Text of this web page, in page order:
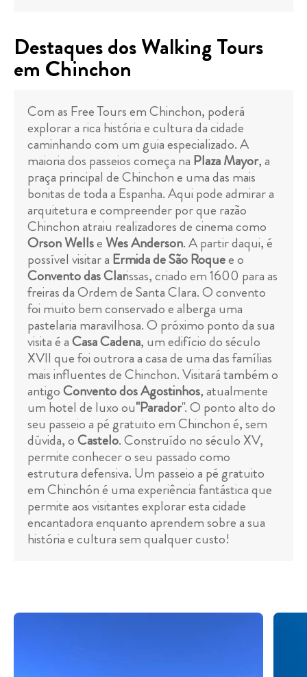
Destaques dos Walking Tours
em Chinchon
Com as Free Tours em Chinchon, poderá
explorar a rica história e cultura da cidade
caminhando com um guia especializado. A
maioria dos passeios começa na Plaza Mayor, a
praça principal de Chinchon e uma das mais
bonitas de toda a Espanha. Aqui pode admirar a
arquitetura e compreender por que razão
Chinchon atraiu realizadores de cinema como
Orson Wellse Wes Anderson. A partir daqui, é
possível visitar a Ermida de São Roquee o
Convento das Clarissas, criado em 1600 para as
freiras da Ordem de Santa Clara. O convento
foi muito bem conservado e alberga uma
pastelaria maravilhosa. O próximo ponto da sua
visita é aCasa Cadena, um edifício do século
XVII que foi outrora a casa de uma das famílias
mais influentes de Chinchon. Visitará também o
antigoConvento dos Agostinhos, atualmente
um hotel de luxo ou"Parador". O ponto alto do
seu passeio a pé gratuito em Chinchon é, sem
dúvida, oCastelo. Construído no século XV,
permite conhecer o seu passado como
estrutura defensiva. Um passeio a pé gratuito
em Chinchón é uma experiência fantástica que
permite aos visitantes explorar esta cidade
encantadora enquanto aprendem sobre a sua
história e cultura sem qualquer custo!